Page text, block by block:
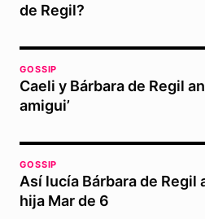
de Regil?
GOSSIP
Caeli y Bárbara de Regil
amigui’
GOSSIP
Así lucía Bárbara de Regil
hija Mar de 6